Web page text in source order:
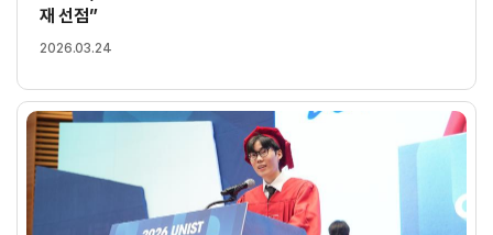
재 선점”
2026.03.24